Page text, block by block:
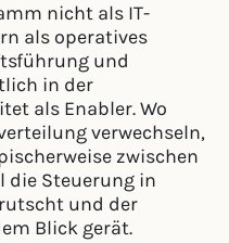
nicht als IT-
als operatives
und
in der
als Enabler. Wo
verwechseln,
zwischen
die Steuerung in
und der
Blick gerät.